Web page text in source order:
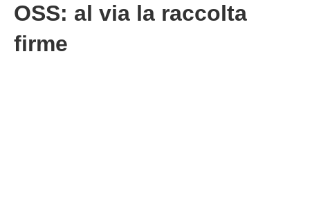
OSS: al via la raccolta
firme